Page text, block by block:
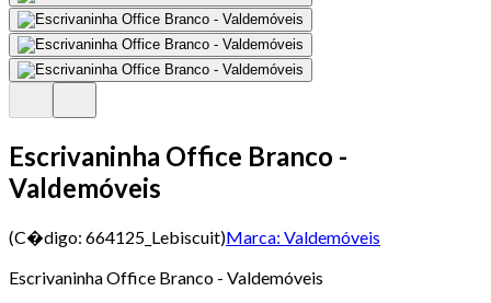
Escrivaninha Office Branco -
Valdemóveis
(C�digo: 664125_Lebiscuit)Marca: Valdemóveis
Escrivaninha Office Branco - Valdemóveis